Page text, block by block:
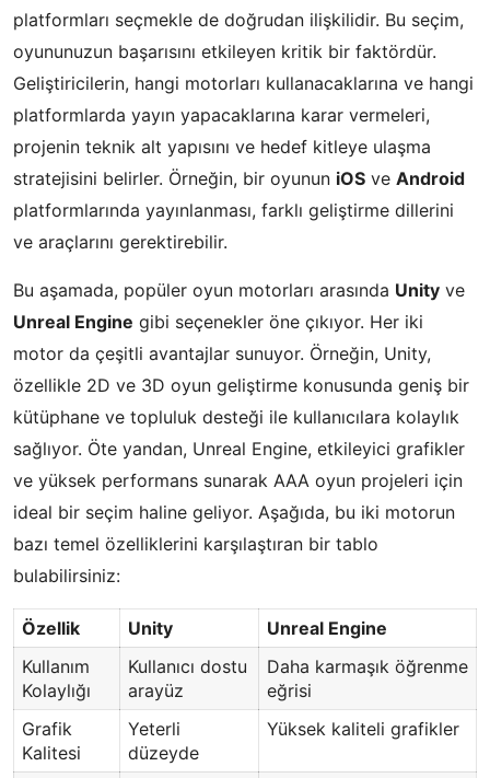
platformları seçmekle de doğrudan ilişkilidir. Bu seçim,
oyununuzun başarısını etkileyen kritik bir faktördür.
Geliştiricilerin, hangi motorları kullanacaklarına ve hangi
platformlarda yayın yapacaklarına karar vermeleri,
projenin teknik alt yapısını ve hedef kitleye ulaşma
stratejisini belirler. Örneğin, bir oyunun iOS ve Android
platformlarında yayınlanması, farklı geliştirme dillerini
ve araçlarını gerektirebilir.
Bu aşamada, popüler oyun motorları arasında Unity ve
Unreal Engine gibi seçenekler öne çıkıyor. Her iki
motor da çeşitli avantajlar sunuyor. Örneğin, Unity,
özellikle 2D ve 3D oyun geliştirme konusunda geniş bir
kütüphane ve topluluk desteği ile kullanıcılara kolaylık
sağlıyor. Öte yandan, Unreal Engine, etkileyici grafikler
ve yüksek performans sunarak AAA oyun projeleri için
ideal bir seçim haline geliyor. Aşağıda, bu iki motorun
bazı temel özelliklerini karşılaştıran bir tablo
bulabilirsiniz:
Özellik Unity
Unreal Engine
Kullanım
Kolaylığı
Kullanıcı dostu
arayüz
Daha karmaşık öğrenme
eğrisi
Grafik
Kalitesi
Yeterli
düzeyde
Yüksek kaliteli grafikler